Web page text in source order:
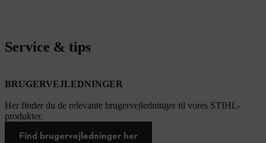
Service & tips
BRUGERVEJLEDNINGER
Her finder du de relevante brugervejledninger til vores STIHL-
produkter.
Find brugervejledninger her